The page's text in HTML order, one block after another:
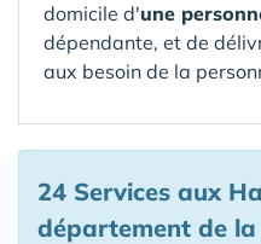
domicile d'une
dépendante, et de
aux besoin de la
24 Services aux
département de la